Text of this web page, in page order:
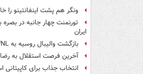
ونگر هم پشت اینفانتینو را
تورنمنت چهار جانبه در
ایران
بازگشت والیبال روسیه به VNL
آخرین فرصت استقلال به
انتخاب جذاب برای کاپیتانی